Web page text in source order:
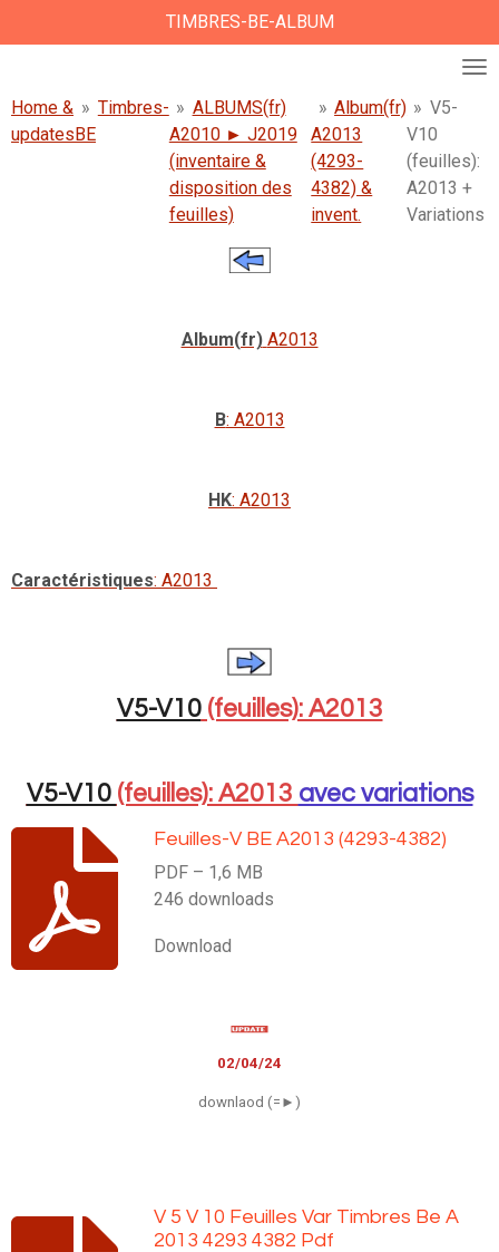
direct
de
hoofdinhoud
TIMBRES-BE-ALBUM
Home &
updates
» Timbres-
BE
» ALBUMS(fr)
A2010 ► J2019
(inventaire &
disposition des
feuilles)
» Album(fr)
A2013
(4293-
4382) &
invent.
» V5-
V10
(feuilles):
A2013 +
Variations
Album(fr) A2013
B: A2013
HK: A2013
Caractéristiques: A2013
V5-V10(feuilles): A2013
V5-V10 (feuilles): A2013 avec variations
Feuilles-V BE A2013 (4293-4382)
PDF – 1,6 MB
246 downloads
Download
02/04/24
downlaod (=►)
V 5 V 10 Feuilles Var Timbres Be A
2013 4293 4382 Pdf